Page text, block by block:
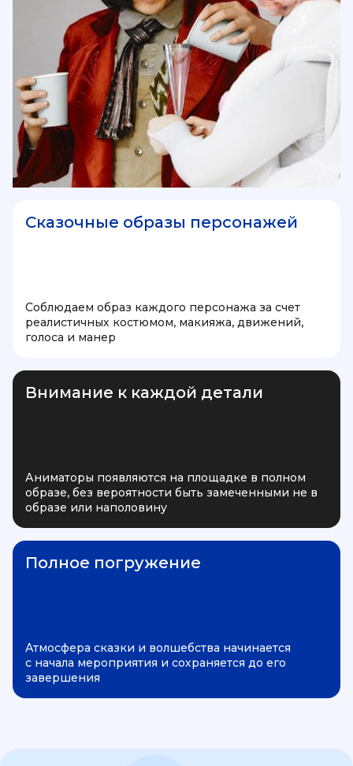
Сказочные образы персонажей
Соблюдаем образ каждого персонажа за счет
реалистичных костюмом, макияжа, движений,
голоса и манер
Внимание к каждой детали
Аниматоры появляются на площадке в полном
образе, без вероятности быть замеченными не в
образе или наполовину
Полное погружение
Атмосфера сказки и волшебства начинается
с начала мероприятия и сохраняется до его
завершения